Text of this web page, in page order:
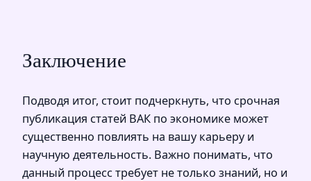
Заключение
Подводя итог, стоит подчеркнуть, что срочная
публикация статей ВАК по экономике может
существенно повлиять на вашу карьеру и
научную деятельность. Важно понимать, что
данный процесс требует не только знаний, но и